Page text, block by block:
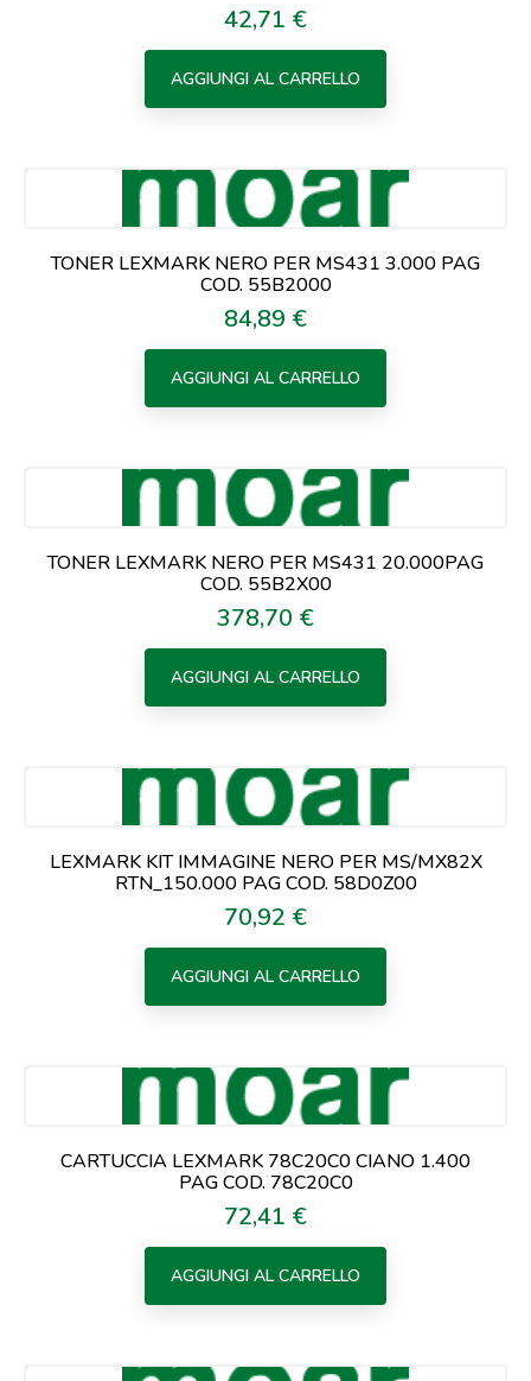
Prezzo
42,71 €
AGGIUNGI AL CARRELLO
TONER LEXMARK NERO PER MS431 3.000 PAG
COD. 55B2000
Prezzo
84,89 €
AGGIUNGI AL CARRELLO
TONER LEXMARK NERO PER MS431 20.000PAG
COD. 55B2X00
Prezzo
378,70 €
AGGIUNGI AL CARRELLO
LEXMARK KIT IMMAGINE NERO PER MS/MX82X
RTN_150.000 PAG COD. 58D0Z00
Prezzo
70,92 €
AGGIUNGI AL CARRELLO
CARTUCCIA LEXMARK 78C20C0 CIANO 1.400
PAG COD. 78C20C0
Prezzo
72,41 €
AGGIUNGI AL CARRELLO